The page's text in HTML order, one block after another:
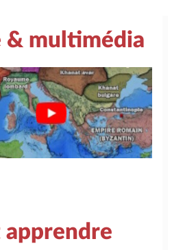
& multimédia
apprendre